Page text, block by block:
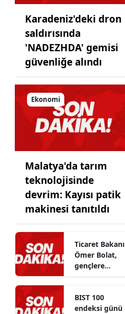
Karadeniz'deki dron
saldırısında
'NADEZHDA' gemisi
güvenliğe alındı
Ekonomi
Malatya'da tarım
teknolojisinde
devrim: Kayısı patik
makinesi tanıtıldı
Ticaret Bakanı
Ömer Bolat,
gençlere
tercihlerinde
önemli
BIST 100
endeksi günü